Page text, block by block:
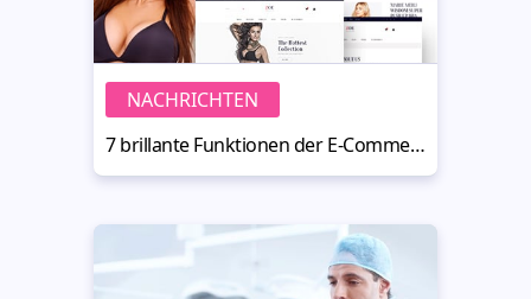
NACHRICHTEN
7 brillante Funktionen der E-Commerce Vorlage namens Zoe